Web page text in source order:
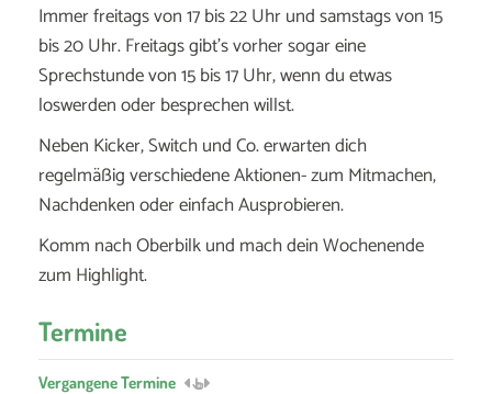
Immer freitags von 17 bis 22 Uhr und samstags von 15
bis 20 Uhr. Freitags gibt’s vorher sogar eine
Sprechstunde von 15 bis 17 Uhr, wenn du etwas
loswerden oder besprechen willst.
Neben Kicker, Switch und Co. erwarten dich
regelmäßig verschiedene Aktionen- zum Mitmachen,
Nachdenken oder einfach Ausprobieren.
Komm nach Oberbilk und mach dein Wochenende
zum Highlight.
Termine
Vergangene Termine